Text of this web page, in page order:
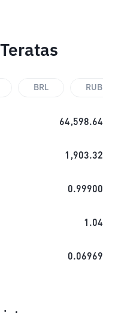
BRL RUB
64,598.64
1,903.32
0.99900
1.04
0.06969